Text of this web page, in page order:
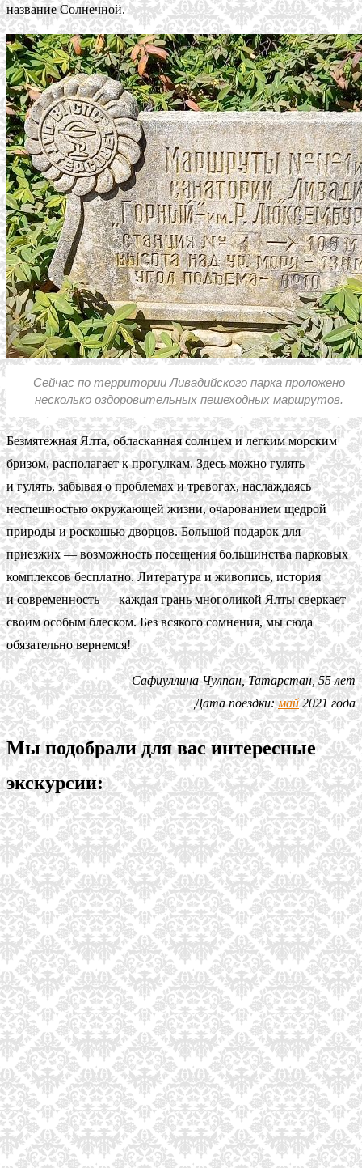
название Солнечной.
Сейчас по территории Ливадийского парка проложено
несколько оздоровительных пешеходных маршрутов.
Безмятежная Ялта, обласканная солнцем и легким морским
бризом, располагает к прогулкам. Здесь можно гулять
и гулять, забывая о проблемах и тревогах, наслаждаясь
неспешностью окружающей жизни, очарованием щедрой
природы и роскошью дворцов. Большой подарок для
приезжих — возможность посещения большинства парковых
комплексов бесплатно. Литература и живопись, история
и современность — каждая грань многоликой Ялты сверкает
своим особым блеском. Без всякого сомнения, мы сюда
обязательно вернемся!
Сафиуллина Чулпан, Татарстан, 55 лет
Дата поездки:май2021 года
Мы подобрали для вас интересные
экскурсии: